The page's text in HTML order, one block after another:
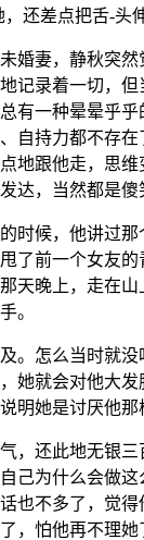
还差点把舌-头
婚妻，静秋突然
记录着一切，
有一种晕晕乎
自持力都不存
地跟他走，思
达，当然都是傻
时候，他讲过
了前一个女友
天晚上，走在山
。
。怎么当时就
她就会对他大
明她是讨厌他那
，还此地无银
己为什么会做
也不多了，觉
，怕他再不理她